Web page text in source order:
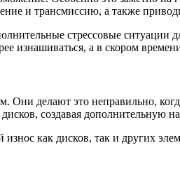
и трансмиссию, а также
стрессовые
изнашиваться, а в скором
делают это неправильно,
создавая дополнительную
как дисков, так и других